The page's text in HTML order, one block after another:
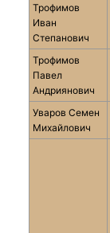
Трофимов
Иван
Степанович
Трофимов
Павел
Андриянович
Уваров Семен
Михайлович